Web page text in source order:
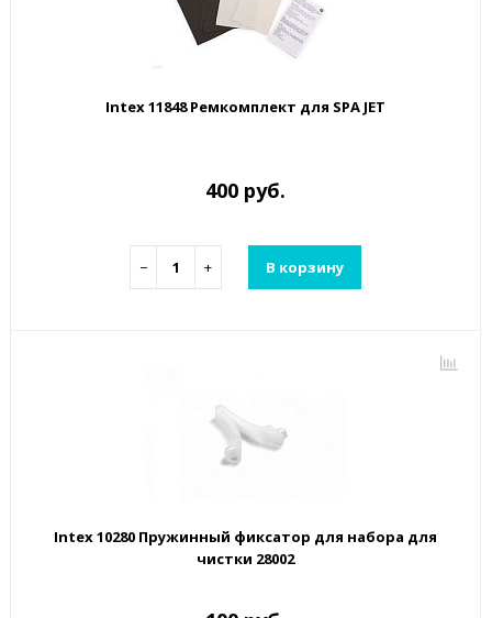
Intex 11848 Ремкомплект для SPA JET
400 руб.
− + В корзину
Intex 10280 Пружинный фиксатор для набора для
чистки 28002